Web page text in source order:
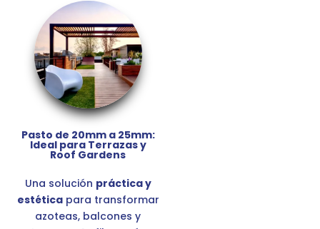
Pasto de 20mm a 25mm:
Ideal para Terrazas y
Roof Gardens
Una solución práctica y
estéticapara transformar
azoteas, balcones y